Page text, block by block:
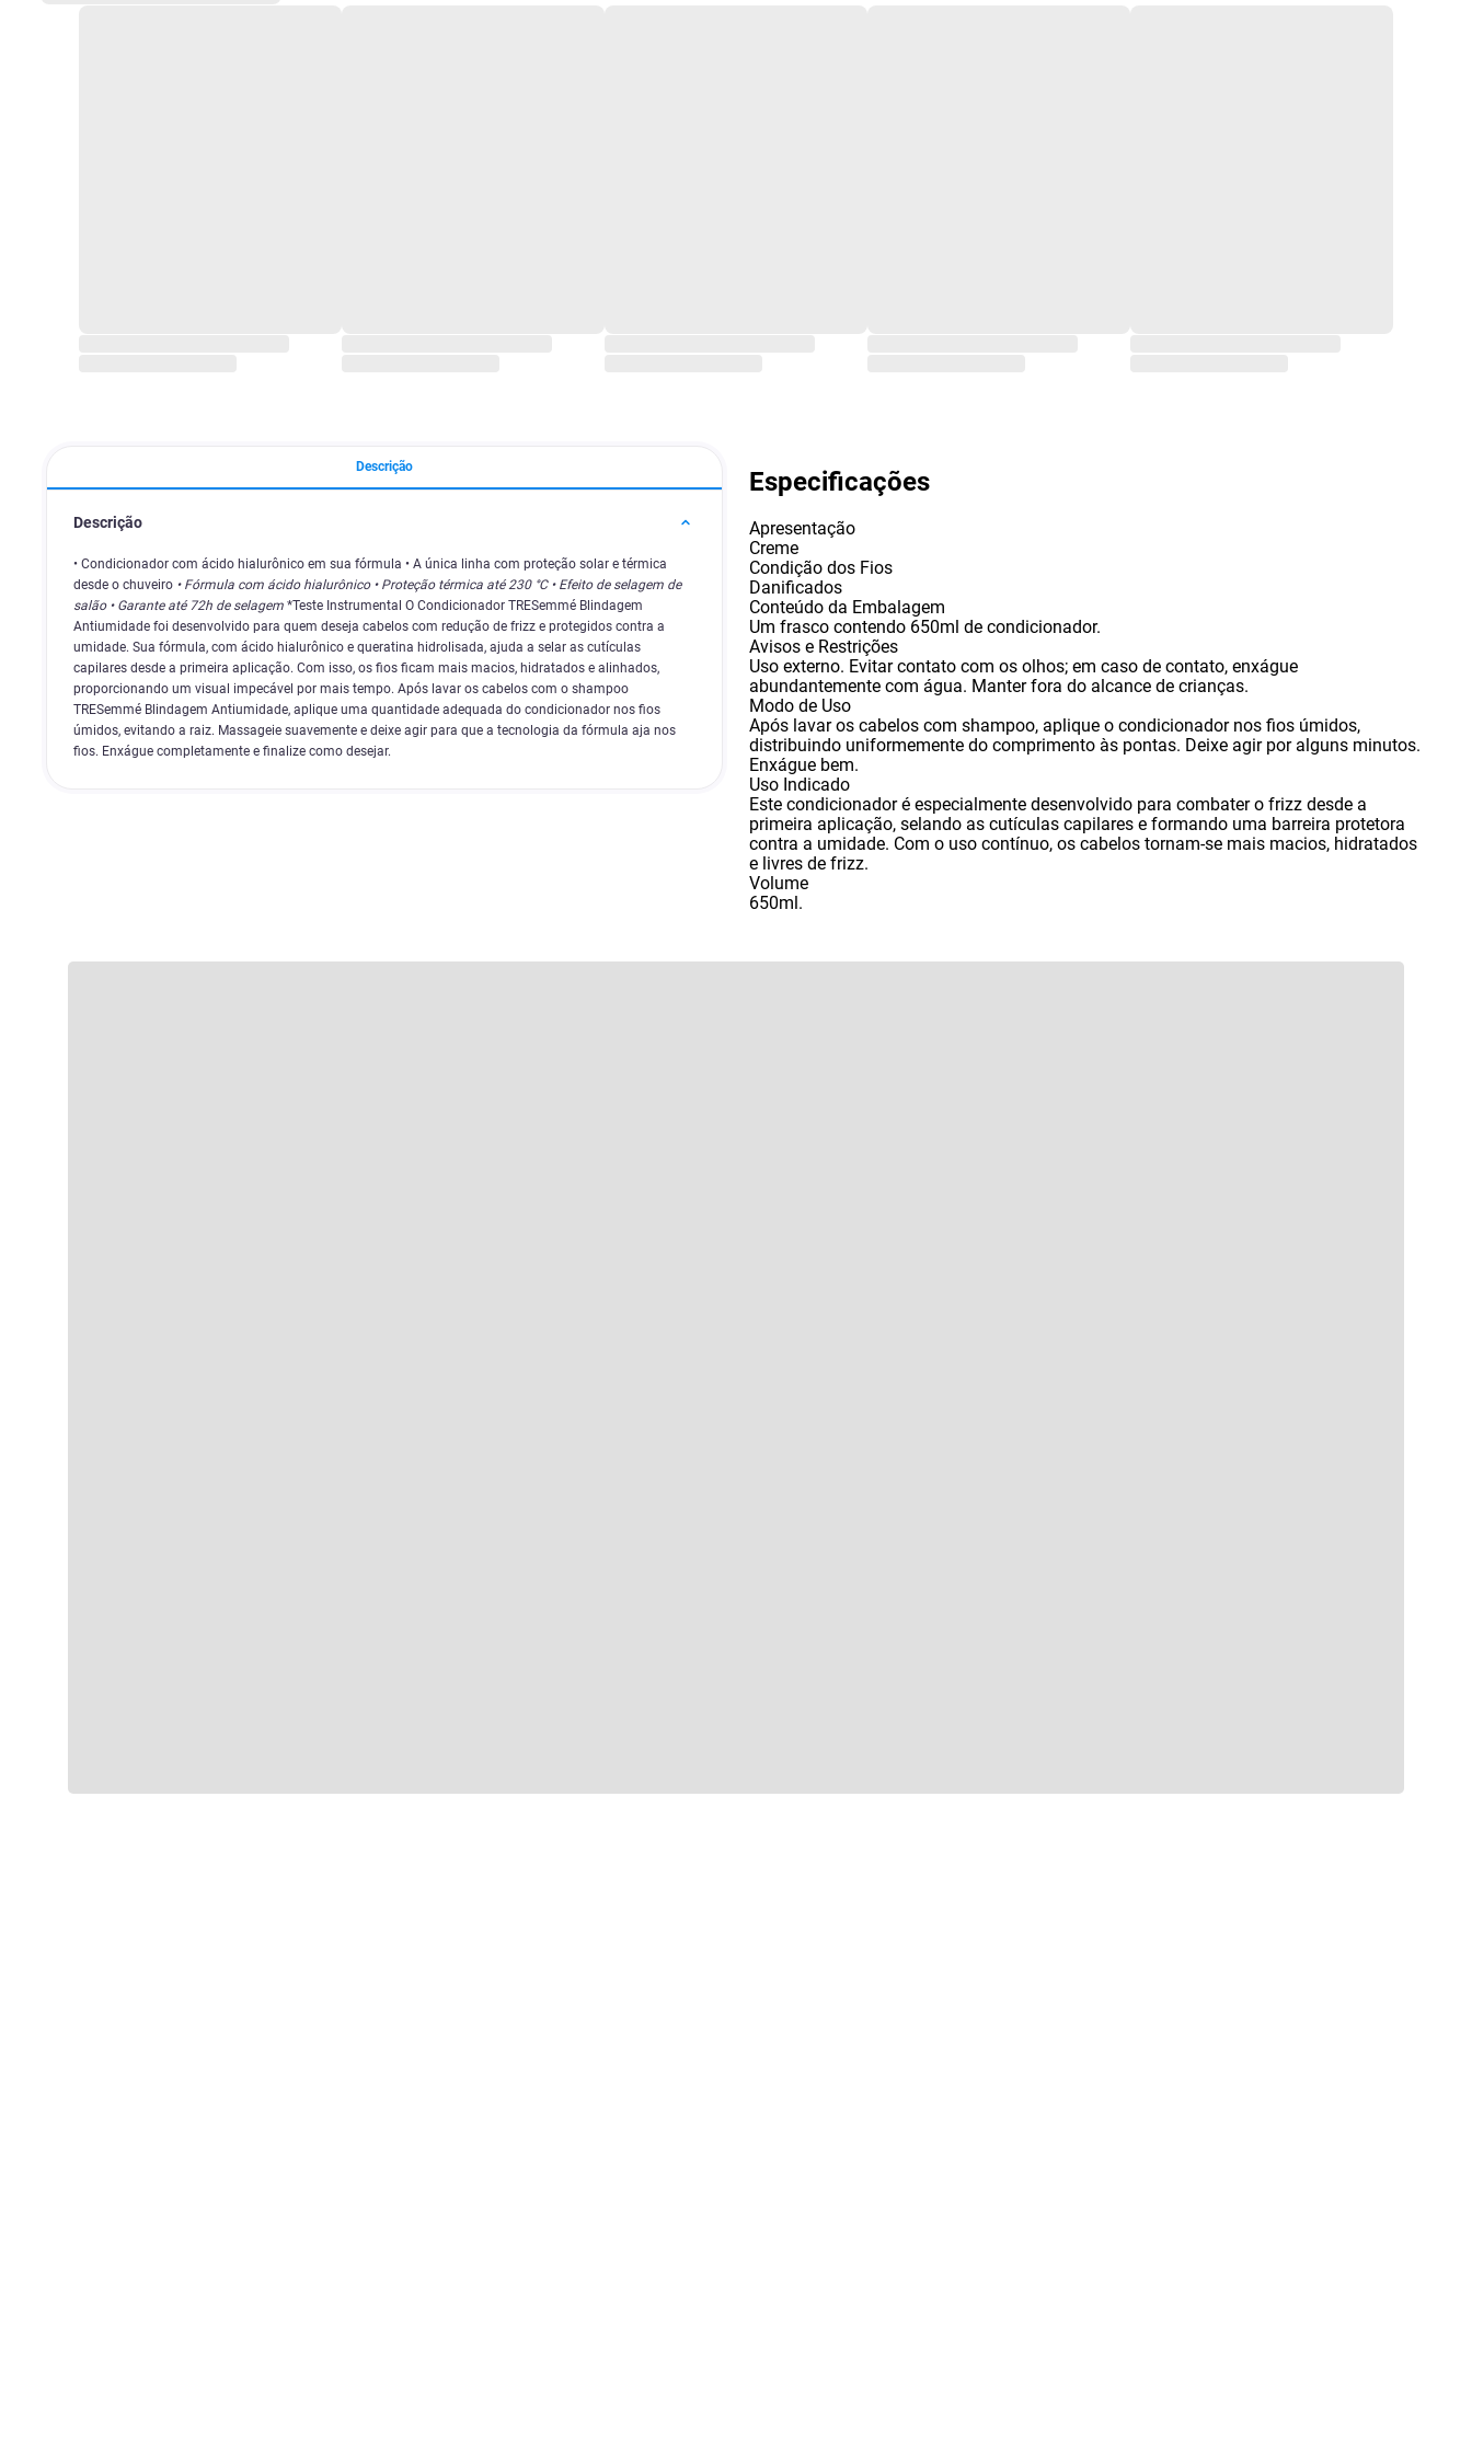
Descrição
Descrição
• Condicionador com ácido hialurônico em sua fórmula • A única linha com proteção solar e térmica
desde o chuveiro • Fórmula com ácido hialurônico • Proteção térmica até 230 °C • Efeito de selagem de
salão • Garante até 72h de selagem *Teste Instrumental O Condicionador TRESemmé Blindagem
Antiumidade foi desenvolvido para quem deseja cabelos com redução de frizz e protegidos contra a
umidade. Sua fórmula, com ácido hialurônico e queratina hidrolisada, ajuda a selar as cutículas
capilares desde a primeira aplicação. Com isso, os fios ficam mais macios, hidratados e alinhados,
proporcionando um visual impecável por mais tempo. Após lavar os cabelos com o shampoo
TRESemmé Blindagem Antiumidade, aplique uma quantidade adequada do condicionador nos fios
úmidos, evitando a raiz. Massageie suavemente e deixe agir para que a tecnologia da fórmula aja nos
fios. Enxágue completamente e finalize como desejar.
Especificações
Apresentação
Creme
Condição dos Fios
Danificados
Conteúdo da Embalagem
Um frasco contendo 650ml de condicionador.
Avisos e Restrições
Uso externo.​ Evitar contato com os olhos; em caso de contato, enxágue
abundantemente com água.​ Manter fora do alcance de crianças.​
Modo de Uso
Após lavar os cabelos com shampoo, aplique o condicionador nos fios úmidos,
distribuindo uniformemente do comprimento às pontas.​ Deixe agir por alguns minutos.​
Enxágue bem.
Uso Indicado
Este condicionador é especialmente desenvolvido para combater o frizz desde a
primeira aplicação, selando as cutículas capilares e formando uma barreira protetora
contra a umidade. Com o uso contínuo, os cabelos tornam-se mais macios, hidratados
e livres de frizz. ​
Volume
650ml.